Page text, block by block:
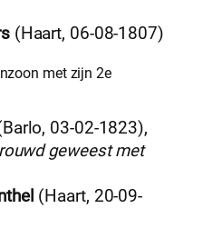
(Haart, 06-08-1807)
met zijn 2e
03-02-1823),
geweest met
(Haart, 20-09-